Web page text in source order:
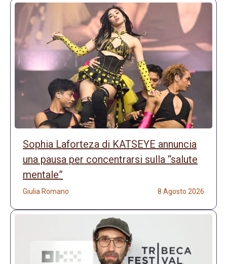
Sophia Laforteza di KATSEYE annuncia
una pausa per concentrarsi sulla “salute
mentale”
Giulia Romano 8 Agosto 2026